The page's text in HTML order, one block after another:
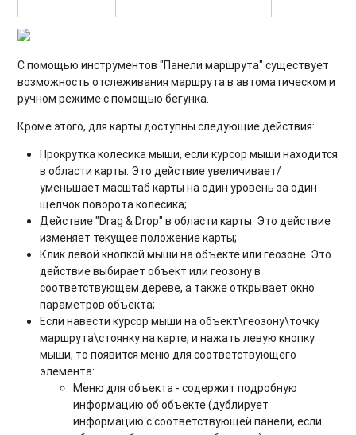
С помощью инструментов "Панели маршрута" существует
возможность отслеживания маршрута в автоматическом и
ручном режиме с помощью бегунка.
Кроме этого, для карты доступны следующие действия:
Прокрутка колесика мыши, если курсор мыши находится
в области карты. Это действие увеличивает/
уменьшает масштаб карты на один уровень за один
щелчок поворота колесика;
Действие "Drag & Drop" в области карты. Это действие
изменяет текущее положение карты;
Клик левой кнопкой мыши на объекте или геозоне. Это
действие выбирает объект или геозону в
соответствующем дереве, а также открывает окно
параметров объекта;
Если навести курсор мыши на объект\геозону\точку
маршрута\стоянку на карте, и нажать левую кнопку
мыши, то появится меню для соответствующего
элемента:
Меню для объекта - содержит подробную
информацию об объекте (дублирует
информацию с соответствующей панели, если